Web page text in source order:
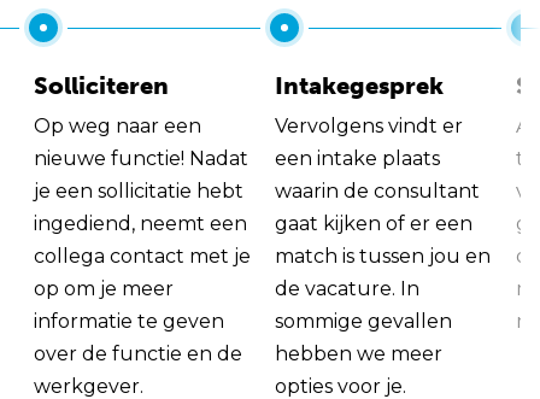
Solliciteren
Op weg naar een
nieuwe functie! Nadat
je een sollicitatie hebt
ingediend, neemt een
collega contact met je
op om je meer
informatie te geven
over de functie en de
werkgever.
Intakegesprek
Vervolgens vindt er
een intake plaats
waarin de consultant
gaat kijken of er een
match is tussen jou en
de vacature. In
sommige gevallen
hebben we meer
opties voor je.